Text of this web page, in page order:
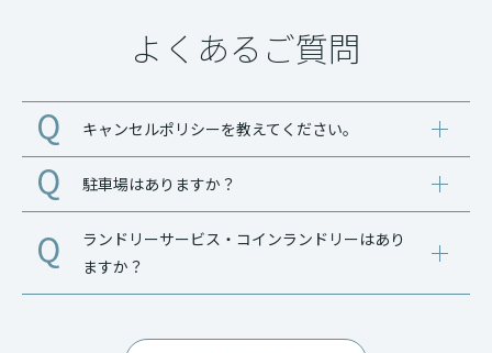
よくあるご質問
キャンセルポリシーを教えてください。
駐車場はありますか？
ランドリーサービス・コインランドリーはあり
ますか？